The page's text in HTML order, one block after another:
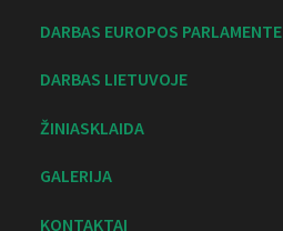
DARBAS EUROPOS PARLAMENTE
DARBAS LIETUVOJE
ŽINIASKLAIDA
GALERIJA
KONTAKTAI